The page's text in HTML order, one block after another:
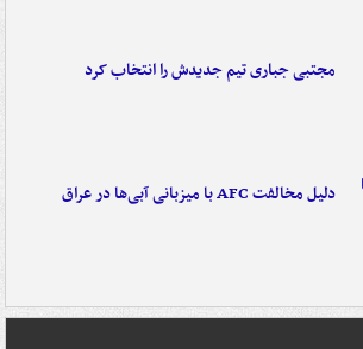
مجتبی جباری تیم جدیدش را انتخاب کرد
دلیل مخالفت AFC با میزبانی آبی‌ها در عراق